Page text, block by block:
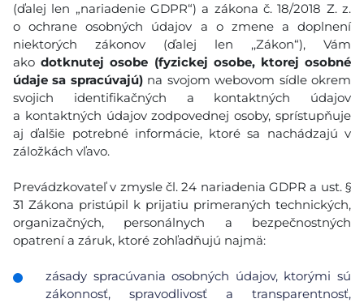
(ďalej len „nariadenie GDPR“) a zákona č. 18/2018 Z. z.
o ochrane osobných údajov a o zmene a doplnení
niektorých zákonov (ďalej len ,,Zákon“), Vám
akodotknutej osobe (fyzickej osobe, ktorej osobné
údaje sa spracúvajú)na svojom webovom sídle okrem
svojich identifikačných a kontaktných údajov
a kontaktných údajov zodpovednej osoby, sprístupňuje
aj ďalšie potrebné informácie, ktoré sa nachádzajú v
záložkách vľavo.
Prevádzkovateľ v zmysle čl. 24 nariadenia GDPR a ust. §
31 Zákona pristúpil k prijatiu primeraných technických,
organizačných, personálnych a bezpečnostných
opatrení a záruk, ktoré zohľadňujú najmä:
zásady spracúvania osobných údajov, ktorými sú
zákonnosť, spravodlivosť a transparentnosť,